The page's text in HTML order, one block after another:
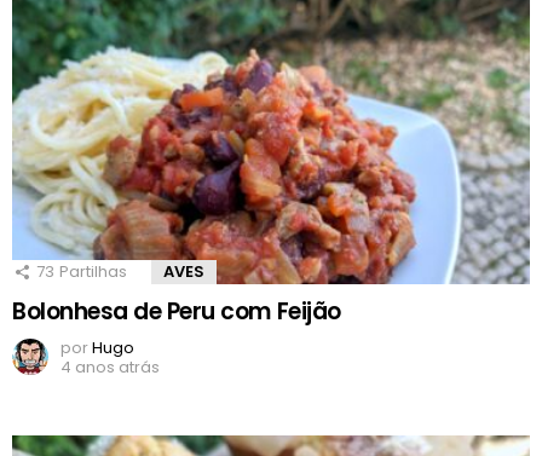
73 Partilhas AVES
Bolonhesa de Peru com Feijão
porHugo
4 anos atrás